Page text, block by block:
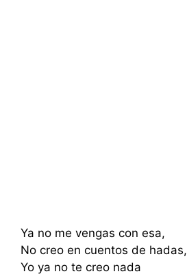
Ya no me vengas con esa,
No creo en cuentos de hadas,
Yo ya no te creo nada